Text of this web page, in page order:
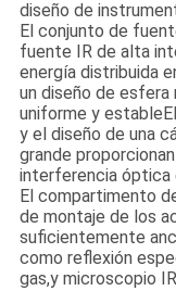
diseño de
El conjunto de
fuente IR de alta
energía distribuida
un diseño de esfera
uniforme y
y el diseño de una
grande
interferencia óptica
El compartimento
de montaje de los
suficientemente
como reflexión
gas,y microscopio